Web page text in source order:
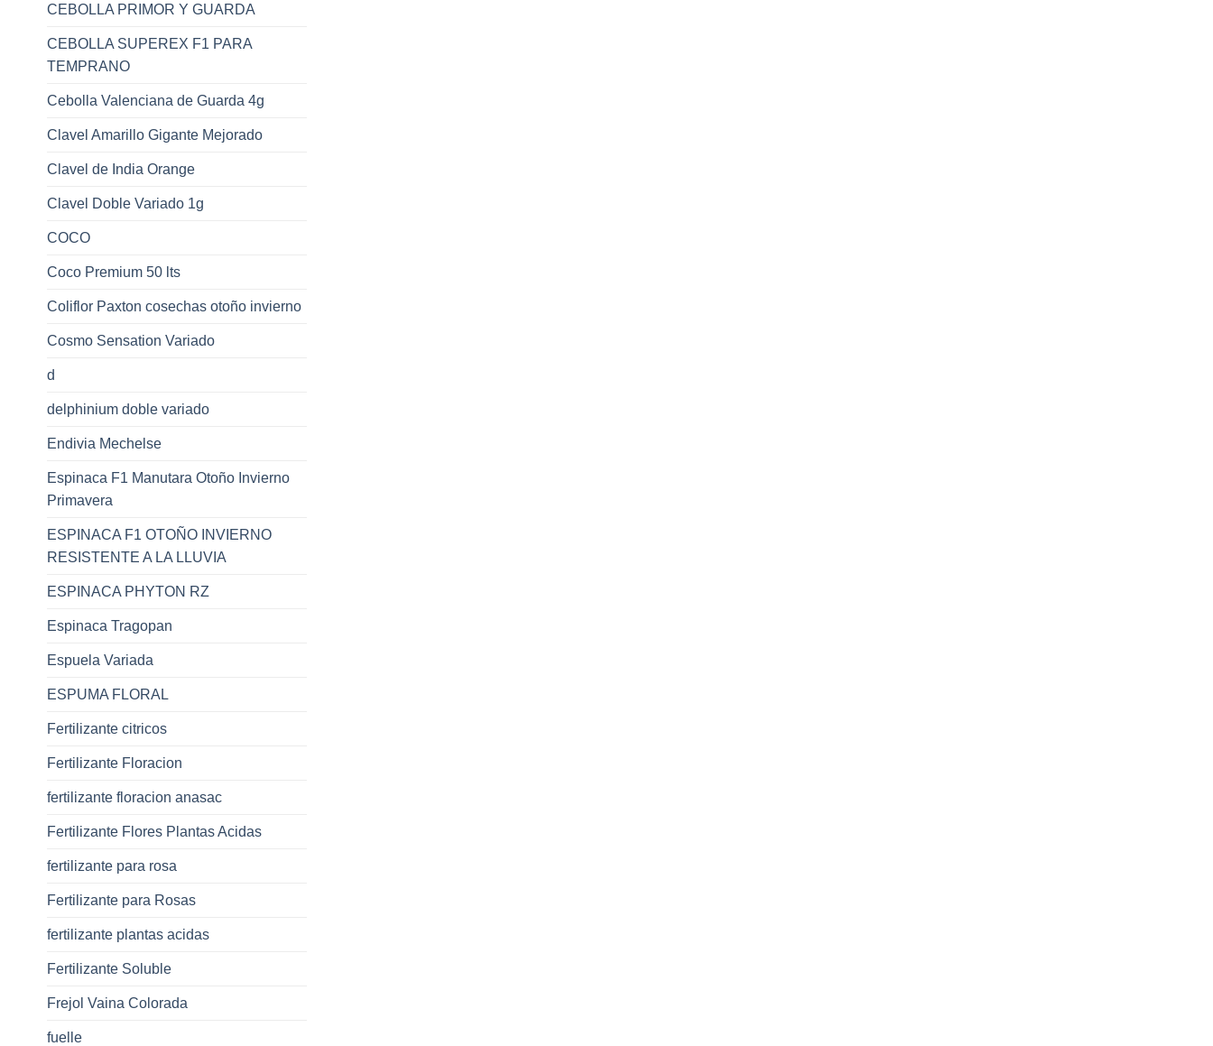
CEBOLLA PRIMOR Y GUARDA
CEBOLLA SUPEREX F1 PARA
TEMPRANO
Cebolla Valenciana de Guarda 4g
Clavel Amarillo Gigante Mejorado
Clavel de India Orange
Clavel Doble Variado 1g
COCO
Coco Premium 50 lts
Coliflor Paxton cosechas otoño invierno
Cosmo Sensation Variado
d
delphinium doble variado
Endivia Mechelse
Espinaca F1 Manutara Otoño Invierno
Primavera
ESPINACA F1 OTOÑO INVIERNO
RESISTENTE A LA LLUVIA
ESPINACA PHYTON RZ
Espinaca Tragopan
Espuela Variada
ESPUMA FLORAL
Fertilizante citricos
Fertilizante Floracion
fertilizante floracion anasac
Fertilizante Flores Plantas Acidas
fertilizante para rosa
Fertilizante para Rosas
fertilizante plantas acidas
Fertilizante Soluble
Frejol Vaina Colorada
fuelle